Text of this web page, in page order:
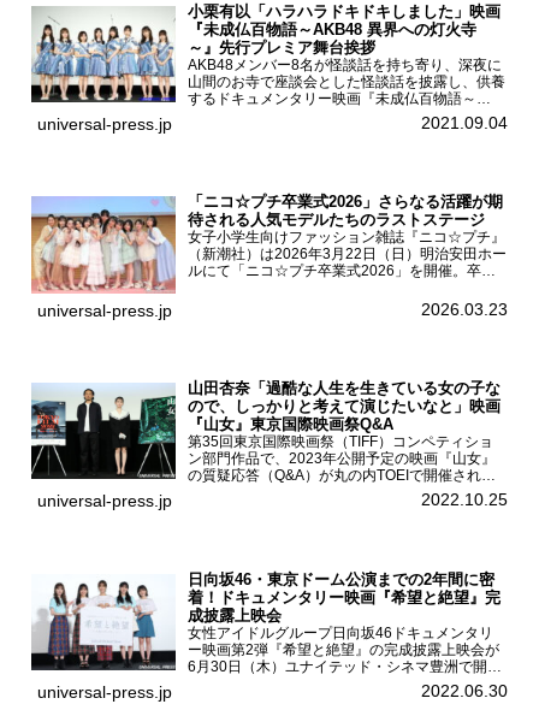
小栗有以「ハラハラドキドキしました」映画
『未成仏百物語～AKB48 異界への灯火寺
～』先行プレミア舞台挨拶
AKB48メンバー8名が怪談話を持ち寄り、深夜に
山間のお寺で座談会とした怪談話を披露し、供養
するドキュメンタリー映画『未成仏百物語～
AKB48異界への灯火寺～』の先行プレミア舞台
挨拶が東京・ユナイテッド・シネマ豊洲で開催さ
universal-press.jp 2021.09.04
「ニコ☆プチ卒業式2026」さらなる活躍が期
待される人気モデルたちのラストステージ
女子小学生向けファッション雑誌『ニコ☆プチ』
（新潮社）は2026年3月22日（日）明治安田ホー
ルにて「ニコ☆プチ卒業式2026」を開催。卒業
ん、末永ひなた、高梨琴乃、土井ありさ、藤田蒼
universal-press.jp 2026.03.23
山田杏奈「過酷な人生を生きている女の子な
ので、しっかりと考えて演じたいなと」映画
『山女』東京国際映画祭Q&A
第35回東京国際映画祭（TIFF）コンペティショ
ン部門作品で、2023年公開予定の映画『山女』
の質疑応答（Q&A）が丸の内TOEIで開催され、
主演を務めた女優の山田杏奈、監督の福永壮志が
登壇。本作について語った。映画『山女』第35
universal-press.jp 2022.10.25
日向坂46・東京ドーム公演までの2年間に密
着！ドキュメンタリー映画『希望と絶望』完
成披露上映会
女性アイドルグループ日向坂46ドキュメンタリ
ー映画第2弾『希望と絶望』の完成披露上映会が
6月30日（木）ユナイテッド・シネマ豊洲で開催
され、日向坂46メンバーの加藤史帆、齊藤京
子、佐々木久美、富田鈴花、松田好花の5人が登
universal-press.jp 2022.06.30